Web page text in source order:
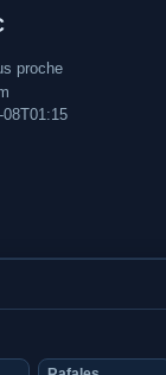
proche
08T01:15